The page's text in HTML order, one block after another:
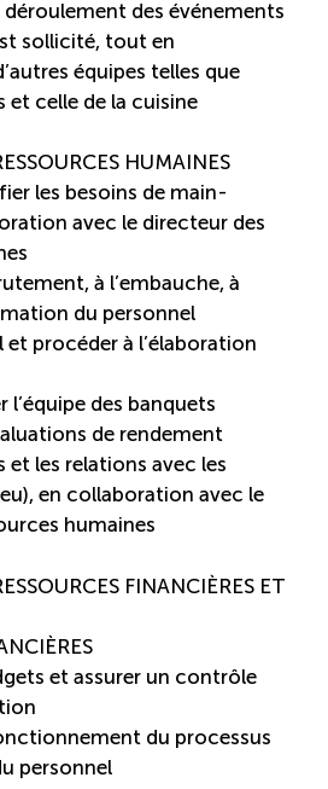
Québec
en tourisme
diversifiés
déroulement des événements
sollicité, tout en
équipes telles que
et celle de la cuisine
HUMAINES
les besoins de main-
avec le directeur des
à l’embauche, à
du personnel
et procéder à l’élaboration
l’équipe des banquets
de rendement
et les relations avec les
en collaboration avec le
humaines
FINANCIÈRES ET
et assurer un contrôle
du processus
personnel